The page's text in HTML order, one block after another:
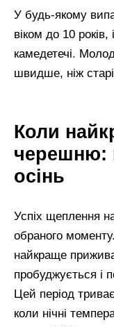
У будь-якому
віком до 10
камедетечі.
швидше, ніж
Коли
черешню:
осінь
Успіх щеплення
обраного
найкраще
пробуджується і
Цей період
коли нічні